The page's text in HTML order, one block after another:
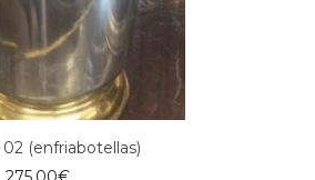
(enfriabotellas)